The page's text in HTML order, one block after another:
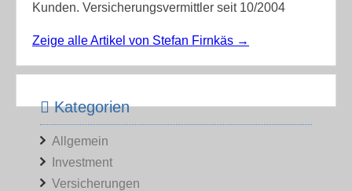
Kunden. Versicherungsvermittler seit 10/2004
Zeige alle Artikel von Stefan Firnkäs →
Kategorien
Allgemein
Investment
Versicherungen